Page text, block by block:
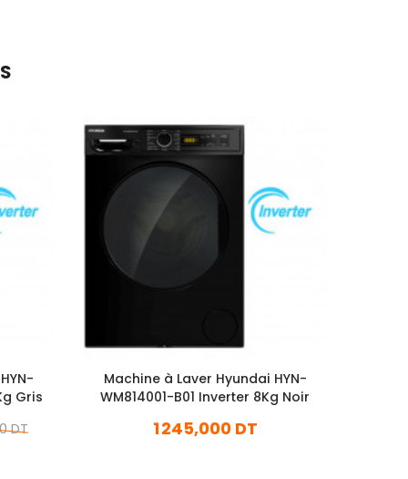
Gris
DT
Machine à Laver Hyundai HYN-
WM814001-B01 Inverter 8Kg Noir
1 245,000 DT